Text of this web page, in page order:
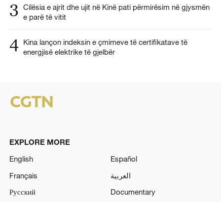
3 Cilësia e ajrit dhe ujit në Kinë pati përmirësim në gjysmën
e parë të vitit
4 Kina lançon indeksin e çmimeve të certifikatave të
energjisë elektrike të gjelbër
EXPLORE MORE
English
Español
Français
العربية
Русский
Documentary